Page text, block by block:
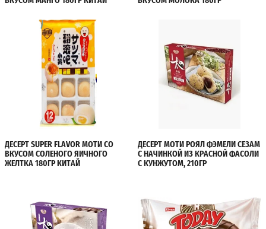
ДЕСЕРТ SUPER FLAVOR МОТИ СО
ВКУСОМ СОЛЕНОГО ЯИЧНОГО
ЖЕЛТКА 180ГР КИТАЙ
ДЕСЕРТ МОТИ РОЯЛ ФЭМЕЛИ СЕЗАМ
С НАЧИНКОЙ ИЗ КРАСНОЙ ФАСОЛИ
С КУНЖУТОМ, 210ГР